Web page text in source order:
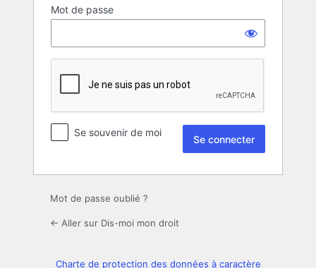
Mot de passe
Se souvenir de moi
Mot de passe oublié ?
← Aller sur Dis-moi mon droit
Charte de protection des données à caractère